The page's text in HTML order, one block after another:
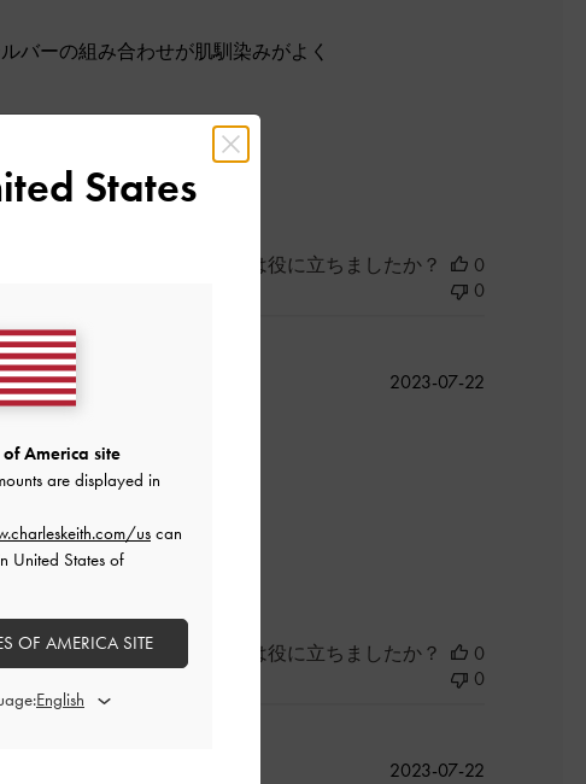
バーの組み合わせが肌馴染みがよく
とてもよかった
このレビューは役に立ちましたか？
0
0
てもよかった
公
2023-07-22
このレビューは役に立ちましたか？
0
0
公
2023-07-22
States
America site
are displayed in
uscan
United States of
OF AMERICA SITE